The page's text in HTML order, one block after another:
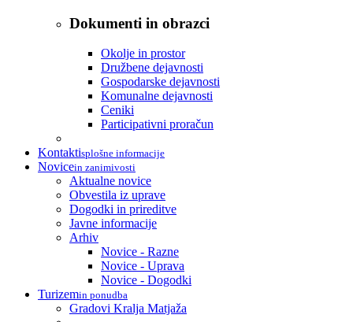
Dokumenti in obrazci
Okolje in prostor
Družbene dejavnosti
Gospodarske dejavnosti
Komunalne dejavnosti
Ceniki
Participativni proračun
Kontaktisplošne informacije
Novicein zanimivosti
Aktualne novice
Obvestila iz uprave
Dogodki in prireditve
Javne informacije
Arhiv
Novice - Razne
Novice - Uprava
Novice - Dogodki
Turizemin ponudba
Gradovi Kralja Matjaža